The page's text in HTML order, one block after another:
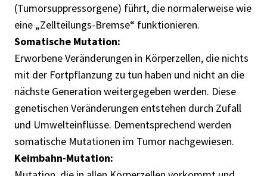
(Tumorsuppressorgene) führt, die normalerweise wie
eine „Zellteilungs-Bremse“ funktionieren.
Somatische Mutation:
Erworbene Veränderungen in Körperzellen, die nichts
mit der Fortpflanzung zu tun haben und nicht an die
nächste Generation weitergegeben werden. Diese
genetischen Veränderungen entstehen durch Zufall
und Umwelteinflüsse. Dementsprechend werden
somatische Mutationen im Tumor nachgewiesen.
Keimbahn-Mutation: